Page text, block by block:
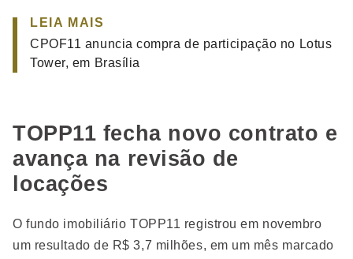
LEIA MAIS
CPOF11 anuncia compra de participação no Lotus
Tower, em Brasília
TOPP11 fecha novo contrato e
avança na revisão de
locações
O fundo imobiliário TOPP11 registrou em novembro
um resultado de R$ 3,7 milhões, em um mês marcado